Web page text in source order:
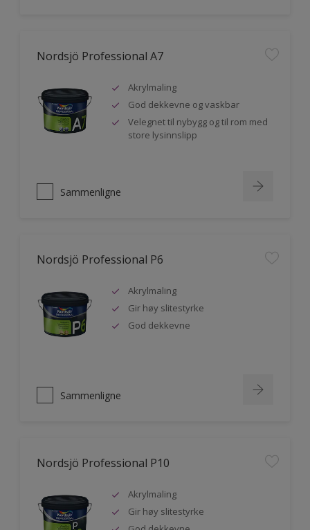
Nordsjö Professional A7
Akrylmaling
God dekkevne og vaskbar
Velegnet til nybygg og til rom med
store lysinnslipp
Sammenligne
Nordsjö Professional P6
Akrylmaling
Gir høy slitestyrke
God dekkevne
Sammenligne
Nordsjö Professional P10
Akrylmaling
Gir høy slitestyrke